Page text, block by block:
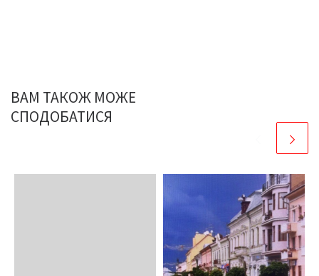
ВАМ ТАКОЖ МОЖЕ
СПОДОБАТИСЯ